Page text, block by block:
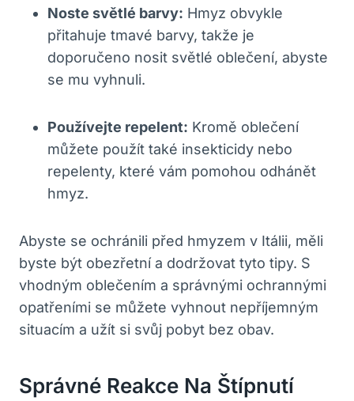
Noste světlé barvy: Hmyz obvykle
přitahuje tmavé barvy, takže je
doporučeno nosit světlé oblečení, abyste
se mu vyhnuli.
Používejte repelent: Kromě oblečení
můžete použít také insekticidy nebo
repelenty, které vám pomohou odhánět
hmyz.
Abyste se ochránili před hmyzem v Itálii, měli
byste být obezřetní a dodržovat tyto tipy. S
vhodným oblečením a správnými ochrannými
opatřeními se můžete vyhnout nepříjemným
situacím a užít si svůj pobyt bez obav.
Správné Reakce Na Štípnutí